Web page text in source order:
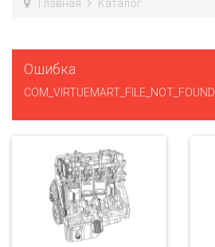
Главная Каталог
Ошибка
COM_VIRTUEMART_FILE_NOT_FOUND